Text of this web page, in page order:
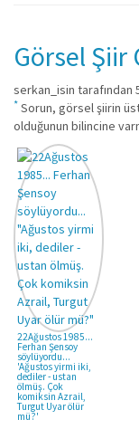
Görsel Şiir
serkan_isin tarafından
* Sorun, görsel şiirin
olduğunun bilincine
22Ağustos 1985...
Ferhan Şensoy
söylüyordu...
'Ağustos yirmi iki,
dediler - ustan
ölmüş. Çok
komiksin Azrail,
Turgut Uyar ölür
mü?'